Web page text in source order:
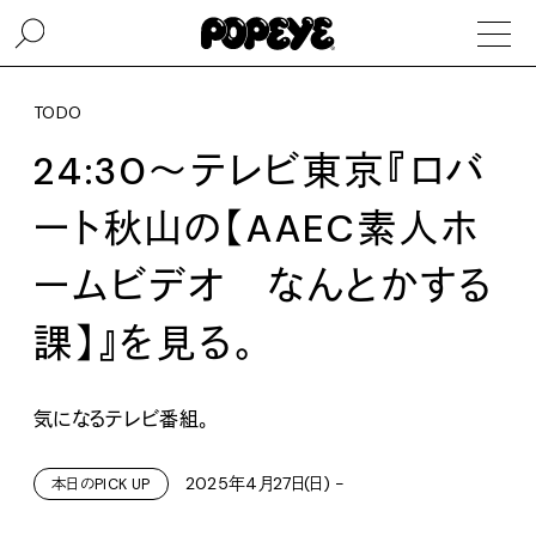
TODO
24:30〜テレビ東京『ロバ
ート秋山の【AAEC素人ホ
ームビデオ なんとかする
課】』を見る。
気になるテレビ番組。
本日のPICK UP 2025年4月27日(日) -